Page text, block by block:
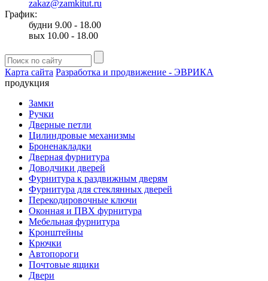
zakaz@zamkitut.ru
График:
будни 9.00 - 18.00
вых 10.00 - 18.00
Карта сайта Разработка и продвижение - ЭВРИКА
продукция
Замки
Ручки
Дверные петли
Цилиндровые механизмы
Броненакладки
Дверная фурнитура
Доводчики дверей
Фурнитура к раздвижным дверям
Фурнитура для стеклянных дверей
Перекодировочные ключи
Оконная и ПВХ фурнитура
Мебельная фурнитура
Кронштейны
Крючки
Автопороги
Почтовые ящики
Двери